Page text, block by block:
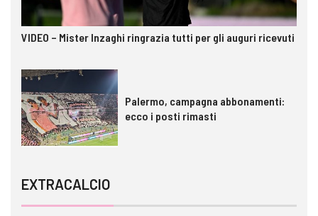
VIDEO – Mister Inzaghi ringrazia tutti per gli auguri ricevuti
Palermo, campagna abbonamenti:
ecco i posti rimasti
EXTRACALCIO